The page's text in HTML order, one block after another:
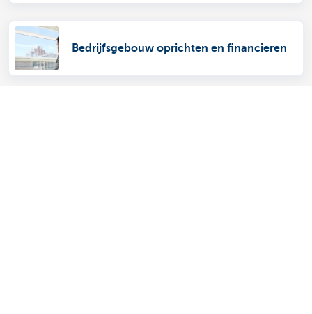
Bedrijfsgebouw oprichten en financieren